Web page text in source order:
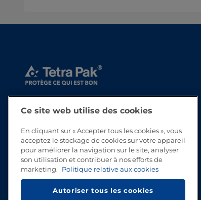
Ce site web utilise des cookies
En cliquant sur « Accepter tous les cookies », vous
acceptez le stockage de cookies sur votre appareil
pour améliorer la navigation sur le site, analyser
son utilisation et contribuer à nos efforts de
marketing.
Politique relative aux cookies
Autoriser tous les cookies